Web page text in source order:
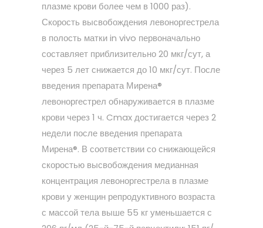
плазме крови более чем в 1000 раз).
Скорость высвобождения левоноргестрела
в полость матки in vivo первоначально
составляет приблизительно 20 мкг/сут, а
через 5 лет снижается до 10 мкг/сут. После
введения препарата Мирена®
левоноргестрел обнаруживается в плазме
крови через 1 ч. Cmax достигается через 2
недели после введения препарата
Мирена®. В соответствии со снижающейся
скоростью высвобождения медианная
концентрация левоноргестрела в плазме
крови у женщин репродуктивного возраста
с массой тела выше 55 кг уменьшается с